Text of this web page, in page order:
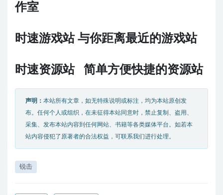
作室
时速游戏站 与你距离最近的游戏站
时速资源站 简单方便快捷的资源站
声明： 本站所有文章，如无特殊说明或标注，均为本站原创发
布。任何个人或组织，在未征得本站同意时，禁止复制、盗用、
采集、发布本站内容到任何网站、书籍等各类媒体平台。如若本
站内容侵犯了原著者的合法权益，可联系我们进行处理。
锐击